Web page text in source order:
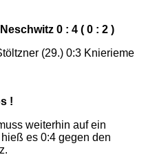
0 : 4 ( 0 : 2 )
(29.) 0:3 Knierieme
!
weiterhin auf ein
es 0:4 gegen den